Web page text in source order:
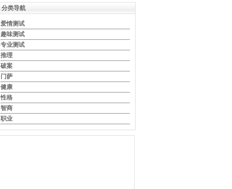
分类导航
爱情测试
趣味测试
专业测试
推理
破案
门萨
健康
性格
智商
职业